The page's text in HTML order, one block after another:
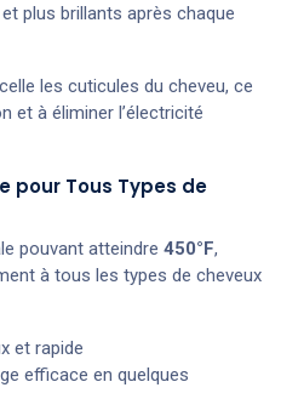
plus brillants après chaque
les cuticules du cheveu, ce
et à éliminer l’électricité
pour Tous Types de
pouvant atteindre 450°F,
à tous les types de cheveux
et rapide
efficace en quelques